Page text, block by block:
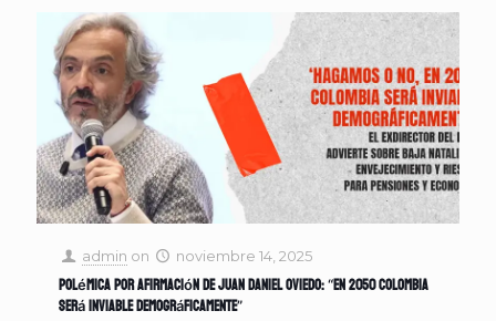
admin on noviembre 14, 2025
Polémica por afirmación de Juan Daniel Oviedo: “En 2050 Colombia
será inviable demográficamente”